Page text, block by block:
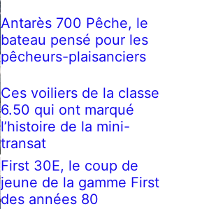
Antarès 700 Pêche, le
bateau pensé pour les
pêcheurs-plaisanciers
Ces voiliers de la classe
6.50 qui ont marqué
l’histoire de la mini-
transat
First 30E, le coup de
jeune de la gamme First
des années 80